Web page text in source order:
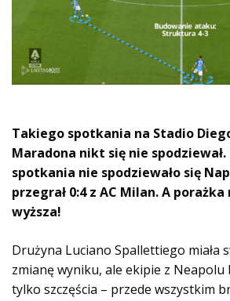
Takiego spotkania na Stadio
Maradona nikt się nie
spotkania nie spodziewało się
przegrał 0:4 z AC Milan. A porażka
wyższa!
Drużyna Luciano Spallettiego miała
zmianę wyniku, ale ekipie z Neapolu
tylko szczęścia – przede wszystkim